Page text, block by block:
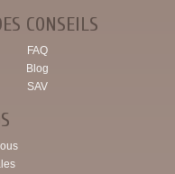
CONSEILS
FAQ
Blog
SAV